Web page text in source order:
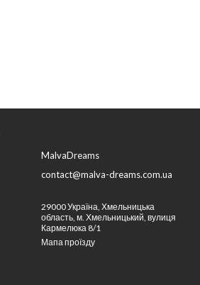
MalvaDreams
contact@malva-dreams.com.ua
29000 Україна, Хмельницька
область, м. Хмельницький, вулиця
Кармелюка 8/1
Мапа проїзду